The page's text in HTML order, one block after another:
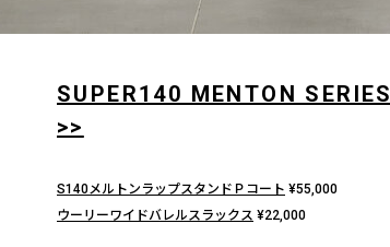
SUPER140 MENTON SERIES
>>
S140メルトンラップスタンドＰコート ¥55,000
ウーリーワイドバレルスラックス ¥22,000